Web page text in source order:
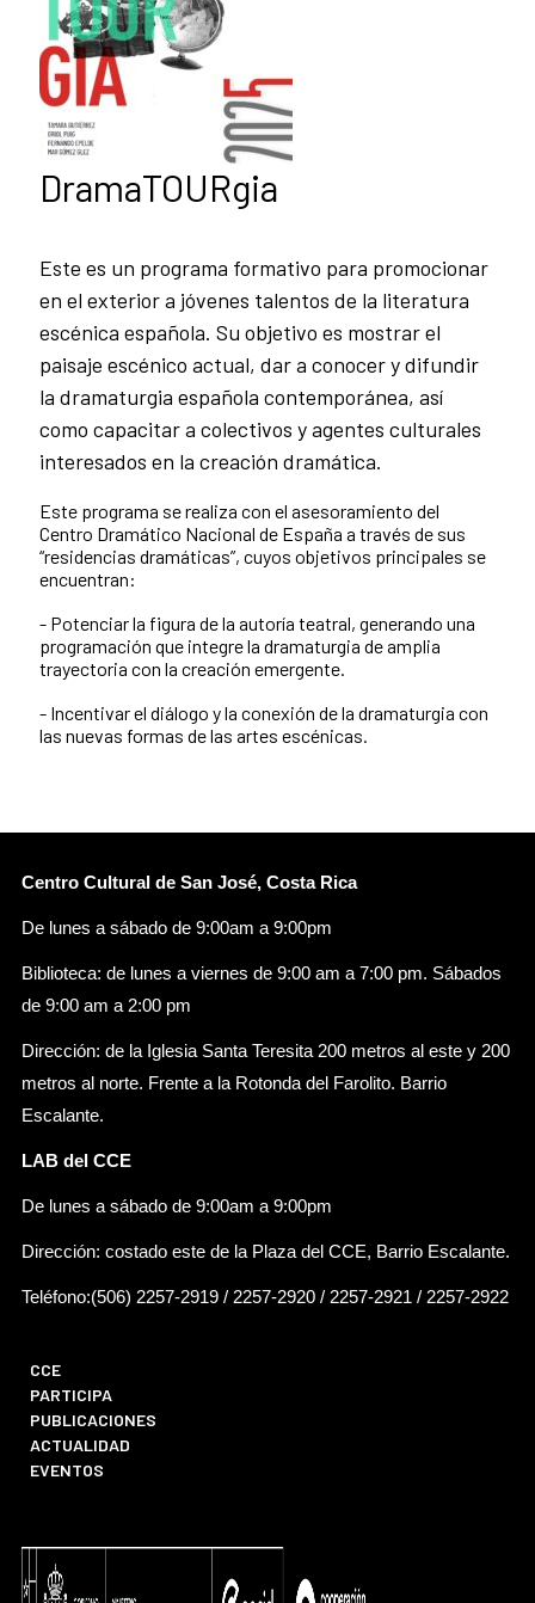
DramaTOURgia
Este es un programa formativo para promocionar
en el exterior a jóvenes talentos de la literatura
escénica española. Su objetivo es mostrar el
paisaje escénico actual, dar a conocer y difundir
la dramaturgia española contemporánea, así
como capacitar a colectivos y agentes culturales
interesados en la creación dramática.
Este programa se realiza con el asesoramiento del
Centro Dramático Nacional de España a través de sus
“residencias dramáticas”, cuyos objetivos principales se
encuentran:
- Potenciar la figura de la autoría teatral, generando una
programación que integre la dramaturgia de amplia
trayectoria con la creación emergente.
- Incentivar el diálogo y la conexión de la dramaturgia con
las nuevas formas de las artes escénicas.
Centro Cultural de San José, Costa Rica
De lunes a sábado de 9:00am a 9:00pm
Biblioteca: de lunes a viernes de 9:00 am a 7:00 pm. Sábados
de 9:00 am a 2:00 pm
Dirección: de la Iglesia Santa Teresita 200 metros al este y 200
metros al norte. Frente a la Rotonda del Farolito. Barrio
Escalante.
LAB del CCE
De lunes a sábado de 9:00am a 9:00pm
Dirección: costado este de la Plaza del CCE, Barrio Escalante.
Teléfono:(506) 2257-2919 / 2257-2920 / 2257-2921 / 2257-2922
CCE
PARTICIPA
PUBLICACIONES
ACTUALIDAD
EVENTOS